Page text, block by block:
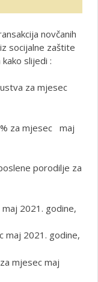
novčanih
socijalne zaštite
slijedi :
za mjesec
za mjesec maj
porodilje za
2021. godine,
maj 2021. godine,
mjesec maj